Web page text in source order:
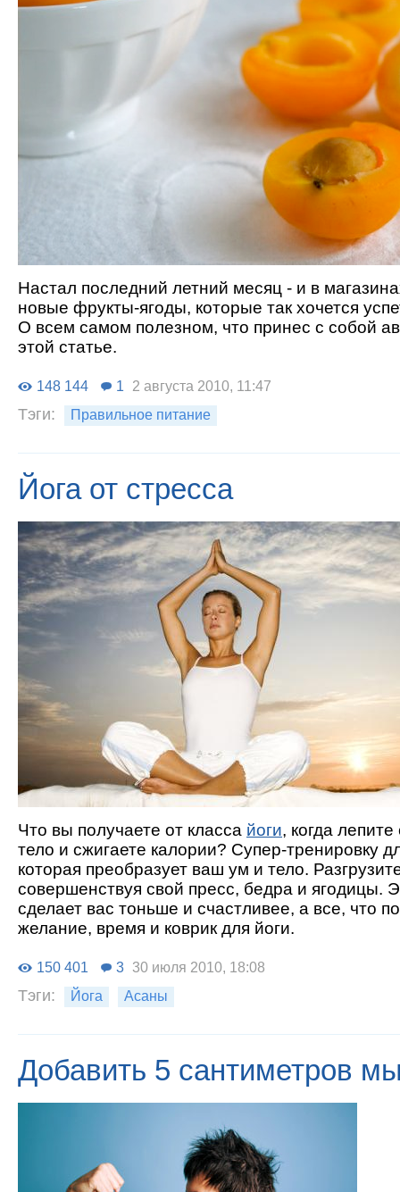
Настал последний летний месяц - и в
новые фрукты-ягоды, которые так хочется
О всем самом полезном, что принес с собой
этой статье.
148 144 1 2 августа 2010, 11:47
Тэги: Правильное питание
Йога от стресса
Что вы получаете от класса йоги, когда
тело и сжигаете калории? Супер-тренировку
которая преобразует ваш ум и тело.
совершенствуя свой пресс, бедра и ягодицы.
сделает вас тоньше и счастливее, а все, что
желание, время и коврик для йоги.
150 401 3 30 июля 2010, 18:08
Тэги: Йога Асаны
Добавить 5 сантиметров